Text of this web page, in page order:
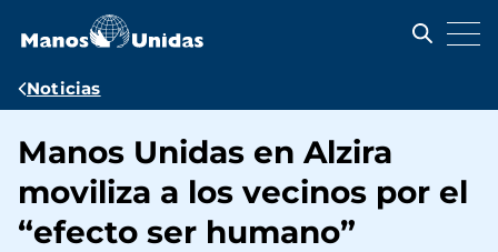
contenido
Ruta
navegación
Noticias
Manos Unidas en Alzira
moviliza a los vecinos por el
“efecto ser humano”